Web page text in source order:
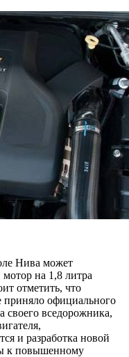
Нива может
на 1,8 литра
отметить, что
официального
своего вседорожника,
и разработка новой
к повышенному